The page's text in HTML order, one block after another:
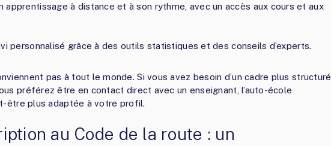
apprentissage à distance et à son rythme, avec un accès aux cours et aux
personnalisé grâce à des outils statistiques et des conseils d’experts.
pas à tout le monde. Si vous avez besoin d’un cadre plus structuré
préférez être en contact direct avec un enseignant, l’auto-école
être plus adaptée à votre profil.
au Code de la route : un